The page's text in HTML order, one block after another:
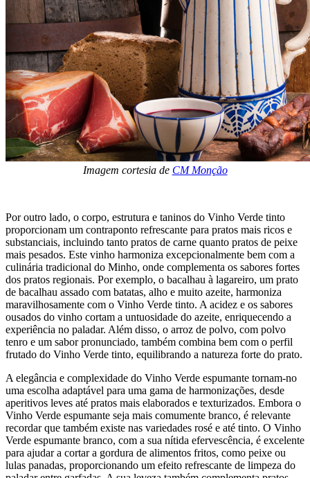
Imagem cortesia de CM Monção
Por outro lado, o corpo, estrutura e taninos do Vinho Verde tinto
proporcionam um contraponto refrescante para pratos mais ricos e
substanciais, incluindo tanto pratos de carne quanto pratos de peixe
mais pesados. Este vinho harmoniza excepcionalmente bem com a
culinária tradicional do Minho, onde complementa os sabores fortes
dos pratos regionais. Por exemplo, o bacalhau à lagareiro, um prato
de bacalhau assado com batatas, alho e muito azeite, harmoniza
maravilhosamente com o Vinho Verde tinto. A acidez e os sabores
ousados do vinho cortam a untuosidade do azeite, enriquecendo a
experiência no paladar. Além disso, o arroz de polvo, com polvo
tenro e um sabor pronunciado, também combina bem com o perfil
frutado do Vinho Verde tinto, equilibrando a natureza forte do prato.
A elegância e complexidade do Vinho Verde espumante tornam-no
uma escolha adaptável para uma gama de harmonizações, desde
aperitivos leves até pratos mais elaborados e texturizados. Embora o
Vinho Verde espumante seja mais comumente branco, é relevante
recordar que também existe nas variedades rosé e até tinto. O Vinho
Verde espumante branco, com a sua nítida efervescência, é excelente
para ajudar a cortar a gordura de alimentos fritos, como peixe ou
lulas panadas, proporcionando um efeito refrescante de limpeza do